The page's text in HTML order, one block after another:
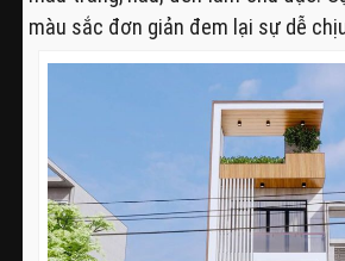
màu sắc đơn giản đem lại sự dễ